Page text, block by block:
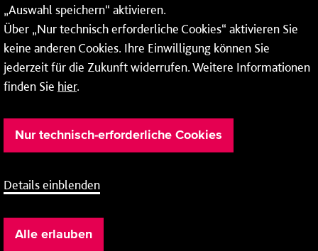
ausschließlich Auskünfte zum Fahrplan bzw. zu
meinRad.
„Auswahl speichern“ aktivieren.
Über „Nur technisch erforderliche Cookies“ aktivieren Sie
keine anderen Cookies. Ihre Einwilligung können Sie
jederzeit für die Zukunft widerrufen. Weitere Informationen
finden Sie hier.
Nur technisch-erforderliche Cookies
Details einblenden
Alle erlauben